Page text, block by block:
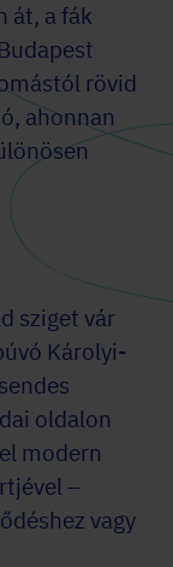
át, a fák
rövid
ahonnan
sziget vár
Károlyi-
oldalon
modern
–
vagy